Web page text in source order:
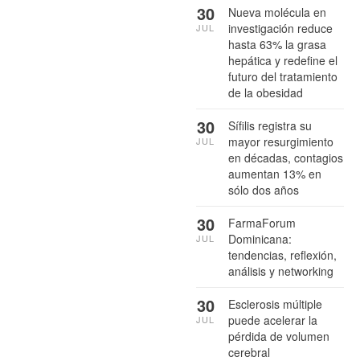
Nueva molécula en
investigación reduce
hasta 63% la grasa
hepática y redefine el
futuro del tratamiento
de la obesidad
30
JUL
Sífilis registra su
mayor resurgimiento
en décadas, contagios
aumentan 13% en
sólo dos años
30
JUL
FarmaForum
Dominicana:
tendencias, reflexión,
análisis y networking
30
JUL
Esclerosis múltiple
puede acelerar la
pérdida de volumen
cerebral
30
JUL